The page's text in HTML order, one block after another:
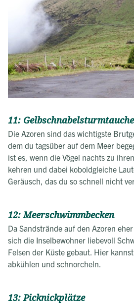
11:
Die Azoren sind das wichtigste
dem du tagsüber auf dem Meer
ist es, wenn die Vögel nachts zu
kehren und dabei koboldgleiche
Geräusch, das du so schnell nicht
12: Meerschwimmbecken
Da Sandstrände auf den Azoren
sich die Inselbewohner liebevoll
Felsen der Küste gebaut. Hier
abkühlen und schnorcheln.
13: Picknickplätze